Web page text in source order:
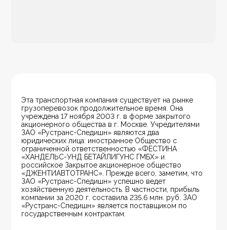
Эта транспортная компания существует на рынке
грузоперевозок продолжительное время. Она
учреждена 17 ноября 2003 г. в форме закрытого
акционерного общества в г. Москве. Учредителями
ЗАО «Рустранс-Спедишн» являются два
юридических лица: иностранное Общество с
ограниченной ответственностью «ФЕСТИНА
«ХАНДЕЛЬС-УНД БЕТАЙЛИГУНС ГМБХ» и
российское Закрытое акционерное общество
«ДЖЕНТИАВТОТРАНС». Прежде всего, заметим, что
ЗАО «Рустранс-Спедишн» успешно ведет
хозяйственную деятельность. В частности, прибыль
компании за 2020 г. составила 235.6 млн. руб. ЗАО
«Рустранс-Спедишн» является поставщиком по
государственным контрактам.